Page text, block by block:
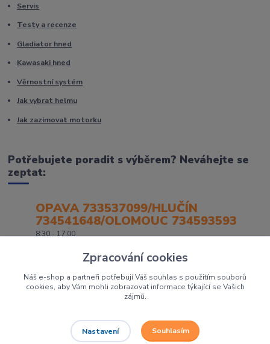
Servis
Testy a recenze
Gladiator hned
Kawasaki hned
Věrnostní systém
Jak vybrat helmu
Jak zazimovat motorku
Potřebujete poradit s výběrem? Neváhejte se
zeptat:
OPAVA 733537099/HLUČÍN
734541648/OLOMOUC 734593593
8:30 - 17:00
Největší prodejce motorek, čtyřkolek a skútrů na Severní Moravě to je
Zpracování cookies
Náš e-shop a partneři potřebují Váš souhlas s použitím souborů
cookies, aby Vám mohli zobrazovat informace týkající se Vašich
zájmů.
Nastavení Souhlasím